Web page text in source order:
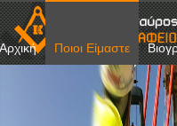
Αρχική Ποιοι Είμαστε